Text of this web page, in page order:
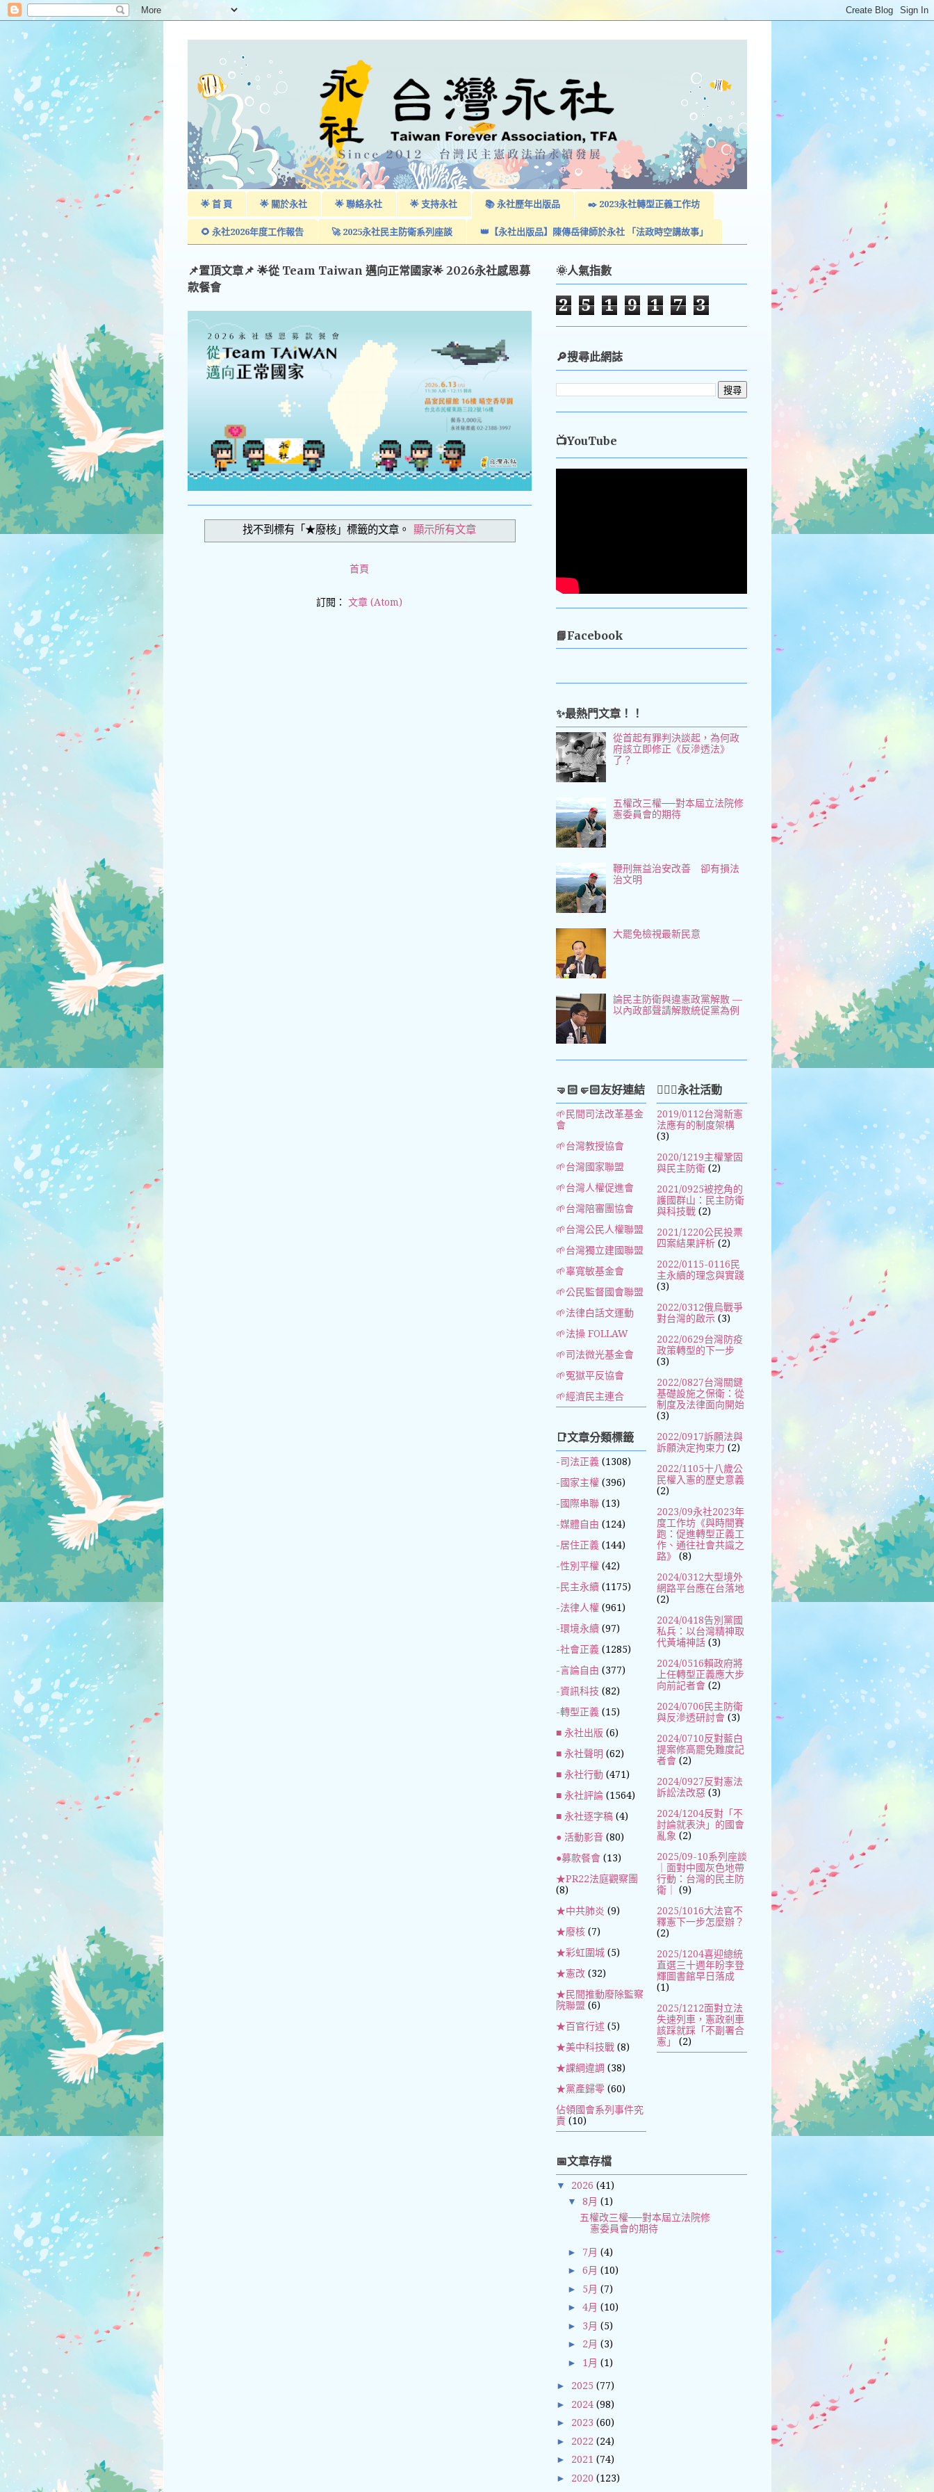
🌟 首 頁 🌟 關於永社 🌟 聯絡永社 🌟 支持永社 📚 永社歷年出版品 ✒️ 2023永社轉型正義工作坊
🌻 永社2026年度工作報告 🚀 2025永社民主防衛系列座談 👑【永社出版品】陳傳岳律師於永社 「法政時空講故事」
📌置頂文章📌 🌟從 Team Taiwan 邁向正常國家🌟 2026永社感恩募
款餐會
找不到標有「★廢核」 標籤的文章。 顯示所有文章
首頁
訂閱： 文章 (Atom)
🌞人氣指數
2 5 1 9 1 7 3
🔎搜尋此網誌
📺YouTube
📘Facebook
✨最熱門文章！！
從首起有罪判決談起，為何政
府該立即修正《反滲透法》
了？
五權改三權──對本屆立法院修
憲委員會的期待
鞭刑無益治安改善 卻有損法
治文明
大罷免檢視最新民意
論民主防衛與違憲政黨解散 —
以內政部聲請解散統促黨為例
🤜🏻🤛🏻友好連結
🌱民間司法改革基金
會
🌱台灣教授協會
🌱台灣國家聯盟
🌱台灣人權促進會
🌱台灣陪審團協會
🌱台灣公民人權聯盟
🌱台灣獨立建國聯盟
🌱辜寬敏基金會
🌱公民監督國會聯盟
🌱法律白話文運動
🌱法操 FOLLAW
🌱司法微光基金會
🌱冤獄平反協會
🌱經濟民主連合
📑文章分類標籤
-司法正義 (1308)
-國家主權 (396)
-國際串聯 (13)
-媒體自由 (124)
-居住正義 (144)
-性別平權 (42)
-民主永續 (1175)
-法律人權 (961)
-環境永續 (97)
-社會正義 (1285)
-言論自由 (377)
-資訊科技 (82)
-轉型正義 (15)
■ 永社出版 (6)
■ 永社聲明 (62)
■ 永社行動 (471)
■ 永社評論 (1564)
■ 永社逐字稿 (4)
● 活動影音 (80)
●募款餐會 (13)
★PR22法庭觀察團
(8)
★中共肺炎 (9)
★廢核 (7)
★彩虹圍城 (5)
★憲改 (32)
★民間推動廢除監察
院聯盟 (6)
★百官行述 (5)
★美中科技戰 (8)
★課綱違調 (38)
★黨產歸零 (60)
佔領國會系列事件究
責 (10)
🧚🏻‍♀️永社活動
2019/0112台灣新憲
法應有的制度架構
(3)
2020/1219主權鞏固
與民主防衛 (2)
2021/0925被挖角的
護國群山：民主防衛
與科技戰 (2)
2021/1220公民投票
四案結果評析 (2)
2022/0115-0116民
主永續的理念與實踐
(3)
2022/0312俄烏戰爭
對台灣的啟示 (3)
2022/0629台灣防疫
政策轉型的下一步
(3)
2022/0827台灣關鍵
基礎設施之保衛：從
制度及法律面向開始
(3)
2022/0917訴願法與
訴願決定拘束力 (2)
2022/1105十八歲公
民權入憲的歷史意義
(2)
2023/09永社2023年
度工作坊《與時間賽
跑：促進轉型正義工
作、通往社會共識之
路》
(8)
2024/0312大型境外
網路平台應在台落地
(2)
2024/0418告別黨國
私兵：以台灣精神取
代黃埔神話 (3)
2024/0516賴政府將
上任轉型正義應大步
向前記者會 (2)
2024/0706民主防衛
與反滲透研討會 (3)
2024/0710反對藍白
提案修高罷免難度記
者會 (2)
2024/0927反對憲法
訴訟法改惡 (3)
2024/1204反對「不
討論就表決」的國會
亂象 (2)
2025/09-10系列座談
｜面對中國灰色地帶
行動：台灣的民主防
衛｜
(9)
2025/1016大法官不
釋憲下一步怎麼辦？
(2)
2025/1204喜迎總統
直選三十週年盼李登
輝圖書館早日落成
(1)
2025/1212面對立法
失速列車，憲政剎車
該踩就踩「不副署合
憲」
(2)
📅文章存檔
▼ 2026 (41)
▼8月(1)
五權改三權──對本屆立法院修
憲委員會的期待
► 7月(4)
►6月(10)
► 5月(7)
►4月(10)
► 3月(5)
► 2月(3)
► 1月(1)
► 2025 (77)
► 2024 (98)
► 2023 (60)
► 2022 (24)
► 2021 (74)
► 2020 (123)